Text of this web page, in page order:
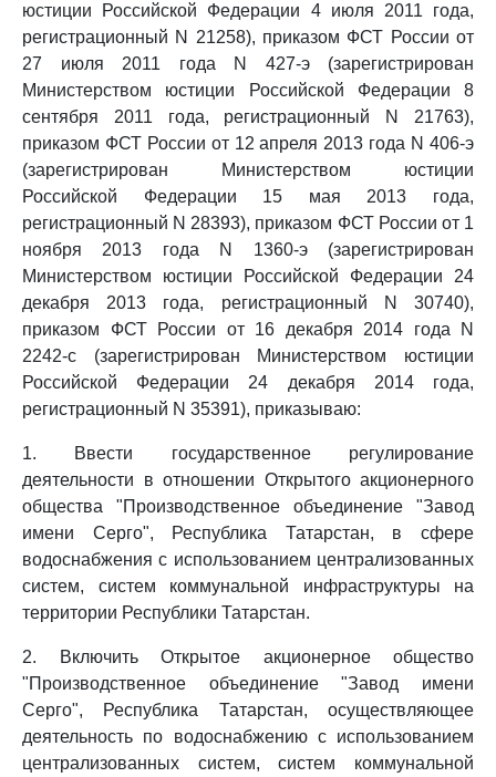
юстиции Российской Федерации 4 июля 2011 года,
регистрационный N 21258), приказом ФСТ России от
27 июля 2011 года N 427-э (зарегистрирован
Министерством юстиции Российской Федерации 8
сентября 2011 года, регистрационный N 21763),
приказом ФСТ России от 12 апреля 2013 года N 406-э
(зарегистрирован Министерством юстиции
Российской Федерации 15 мая 2013 года,
регистрационный N 28393), приказом ФСТ России от 1
ноября 2013 года N 1360-э (зарегистрирован
Министерством юстиции Российской Федерации 24
декабря 2013 года, регистрационный N 30740),
приказом ФСТ России от 16 декабря 2014 года N
2242-с (зарегистрирован Министерством юстиции
Российской Федерации 24 декабря 2014 года,
регистрационный N 35391), приказываю:
1. Ввести государственное регулирование
деятельности в отношении Открытого акционерного
общества "Производственное объединение "Завод
имени Серго", Республика Татарстан, в сфере
водоснабжения с использованием централизованных
систем, систем коммунальной инфраструктуры на
территории Республики Татарстан.
2. Включить Открытое акционерное общество
"Производственное объединение "Завод имени
Серго", Республика Татарстан, осуществляющее
деятельность по водоснабжению с использованием
централизованных систем, систем коммунальной